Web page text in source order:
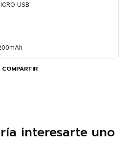
USB
COMPARTIR
interesarte uno